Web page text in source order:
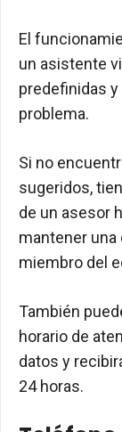
El
un asistente
predefinidas
problema.
Si no
sugeridos,
de un asesor
mantener
miembro del
También
horario de
datos y
24 horas.